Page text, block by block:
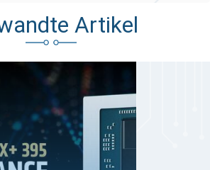
Artikel